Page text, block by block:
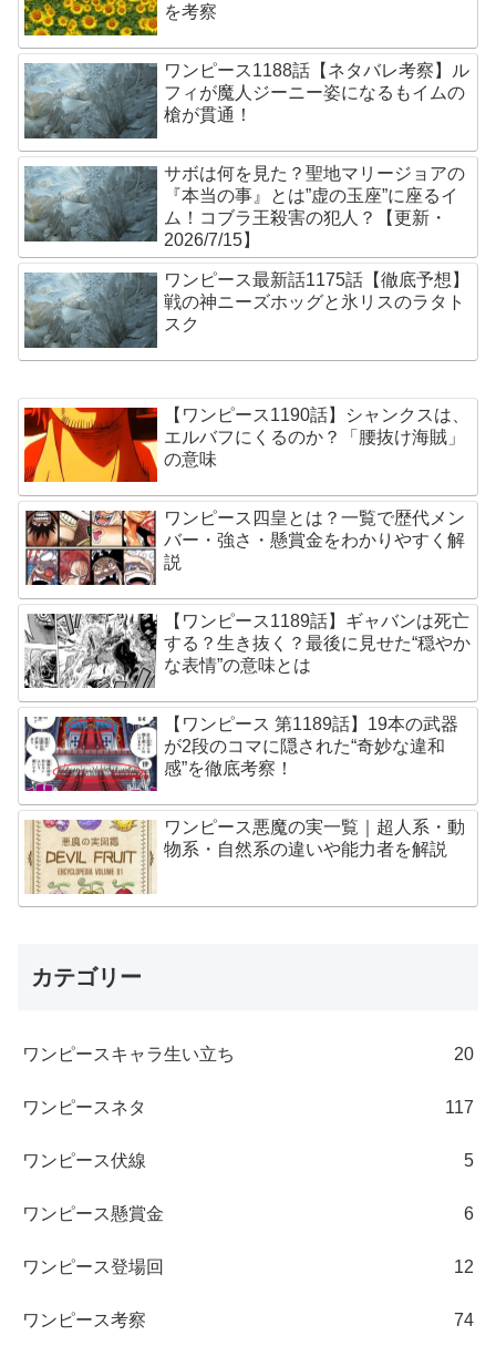
を考察
ワンピース1188話【ネタバレ考察】ル
フィが魔人ジーニー姿になるもイムの
槍が貫通！
サボは何を見た？聖地マリージョアの
『本当の事』とは”虚の玉座”に座るイ
ム！コブラ王殺害の犯人？【更新・
2026/7/15】
ワンピース最新話1175話【徹底予想】
戦の神ニーズホッグと氷リスのラタト
スク
【ワンピース1190話】シャンクスは、
エルバフにくるのか？「腰抜け海賊」
の意味
ワンピース四皇とは？一覧で歴代メン
バー・強さ・懸賞金をわかりやすく解
説
【ワンピース1189話】ギャバンは死亡
する？生き抜く？最後に見せた“穏やか
な表情”の意味とは
【ワンピース 第1189話】19本の武器
が2段のコマに隠された“奇妙な違和
感”を徹底考察！
ワンピース悪魔の実一覧｜超人系・動
物系・自然系の違いや能力者を解説
カテゴリー
ワンピースキャラ生い立ち 20
ワンピースネタ 117
ワンピース伏線 5
ワンピース懸賞金 6
ワンピース登場回 12
ワンピース考察 74